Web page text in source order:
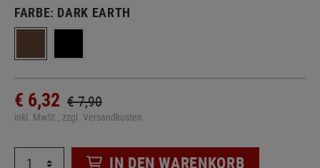
FARBE: DARK EARTH
€ 6,32 € 7,90
inkl. MwSt., zzgl. Versandkosten
IN DEN WARENKORB